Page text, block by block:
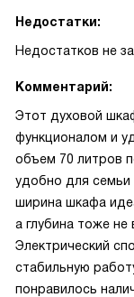
Недостатки:
Недостатков не
Комментарий:
Этот духовой
функционалом и
объем 70 литров
удобно для семьи
ширина шкафа
а глубина тоже не
Электрический
стабильную
понравилось